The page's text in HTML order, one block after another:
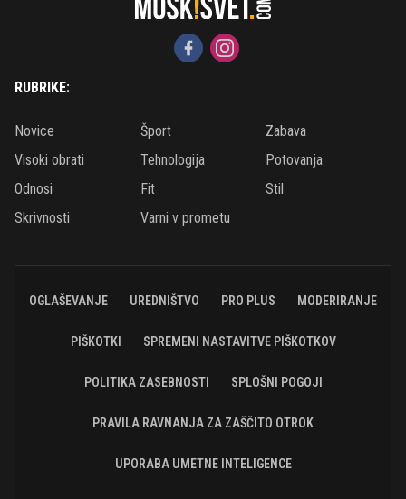
RUBRIKE:
Novice Šport
Zabava
Visoki obrati
Tehnologija
Potovanja
Odnosi
Fit
Stil
Skrivnosti
Varni v prometu
OGLAŠEVANJE UREDNIŠTVO PRO PLUS MODERIRANJE
PIŠKOTKI SPREMENI NASTAVITVE PIŠKOTKOV
POLITIKA ZASEBNOSTI SPLOŠNI POGOJI
PRAVILA RAVNANJA ZA ZAŠČITO OTROK
UPORABA UMETNE INTELIGENCE